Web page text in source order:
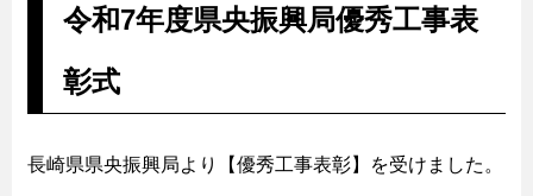
令和7年度県央振興局優秀工事表
彰式
長崎県県央振興局より【優秀工事表彰】を受けました。